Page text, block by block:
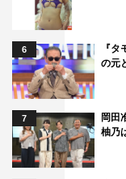
あり、どこか独り
なと思っています
も、一歩踏み出せ
いる気持ちを忘れ
ます。
◆最後に放送を楽
へメッセージをお
6
『
の元
7
岡田
柚乃